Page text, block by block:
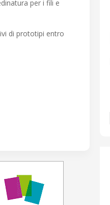
per i fili e
di prototipi entro